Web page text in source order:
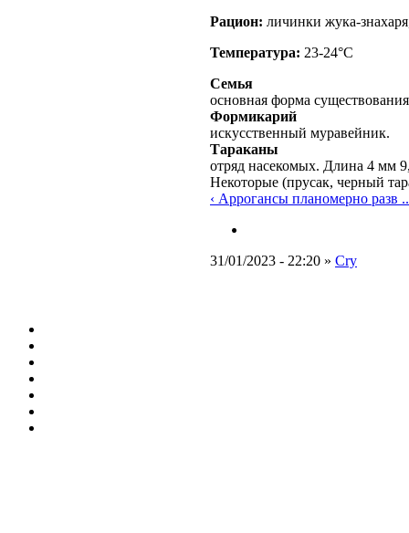
Рацион: личинки жука-
Температура: 23-24°C
Семья
основная форма
Формикарий
искусственный муравейник.
Тараканы
отряд насекомых. Длина 4 мм
Некоторые (прусак, черный
‹ Аррогансы планомерно разв
31/01/2023 - 22:20 » Cry